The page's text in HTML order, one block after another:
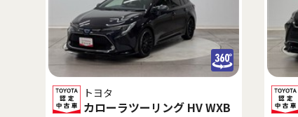
トヨタ
カローラツーリング HV WXB